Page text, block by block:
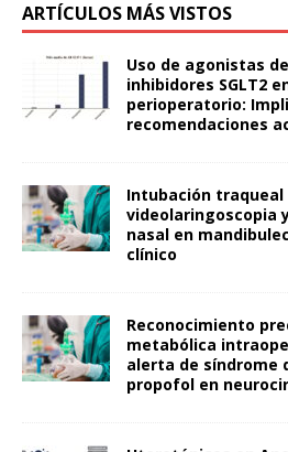
ARTÍCULOS MÁS VISTOS
Uso de agonistas
inhibidores SGLT2
perioperatorio:
recomendaciones
Intubación
videolaringoscopia
nasal en
clínico
Reconocimiento
metabólica
alerta de síndrome
propofol en